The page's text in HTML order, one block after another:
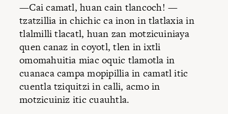
—Cai camatl, huan cain tlancoch! —
tzatzillia in chichic ca inon in tlatlaxia in
tlalmilli tlacatl, huan zan motzicuiniaya
quen canaz in coyotl, tlen in ixtli
omomahuitia miac oquic tlamotla in
cuanaca campa mopipillia in camatl itic
cuentla tziquitzi in calli, acmo in
motzicuiniz itic cuauhtla.